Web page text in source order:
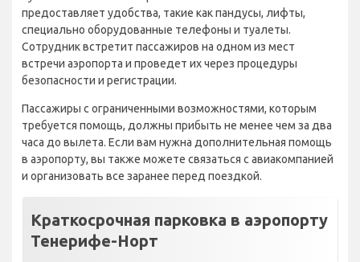
предоставляет удобства, такие как пандусы, лифты,
специально оборудованные телефоны и туалеты.
Сотрудник встретит пассажиров на одном из мест
встречи аэропорта и проведет их через процедуры
безопасности и регистрации.
Пассажиры с ограниченными возможностями, которым
требуется помощь, должны прибыть не менее чем за два
часа до вылета. Если вам нужна дополнительная помощь
в аэропорту, вы также можете связаться с авиакомпанией
и организовать все заранее перед поездкой.
Краткосрочная парковка в аэропорту
Тенерифе-Норт